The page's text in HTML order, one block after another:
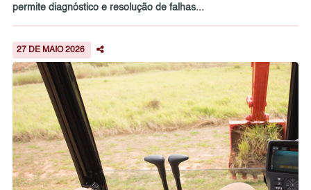
permite diagnóstico e resolução de falhas...
27 DE MAIO 2026